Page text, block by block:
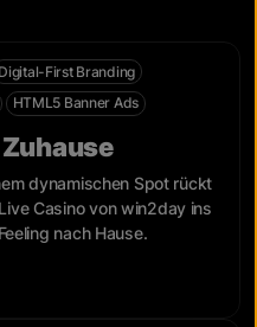
Digital-First Branding
HTML5 Banner Ads
dynamischen Spot rückt
Casino von win2day ins
nach Hause.